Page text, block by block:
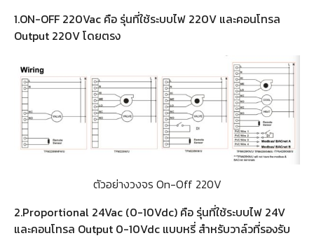
1.ON-OFF 220Vac คือ รุ่นที่ใช้ระบบไฟ 220V และคอนโทรล
Output 220V โดยตรง
ตัวอย่างวงจร On-Off 220V
2.Proportional 24Vac (0-10Vdc) คือ รุ่นที่ใช้ระบบไฟ 24V
และคอนโทรล Output 0-10Vdc แบบหรี่ สำหรับวาล์วที่รองรับ